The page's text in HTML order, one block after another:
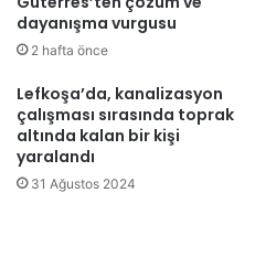
r
ı
e
y
ü
k
s
i
e
f
a
r
k
ı
dayanışma vurgusu
2 hafta önce
Lefkoşa’da, kanalizasyon
çalışması sırasında toprak
altında kalan bir kişi
yaralandı
31 Ağustos 2024